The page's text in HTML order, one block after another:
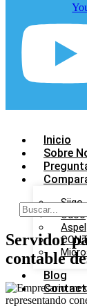
Inicio
Sobre
Siigo
Odoo
Aspel
Blog
Servidor
contable